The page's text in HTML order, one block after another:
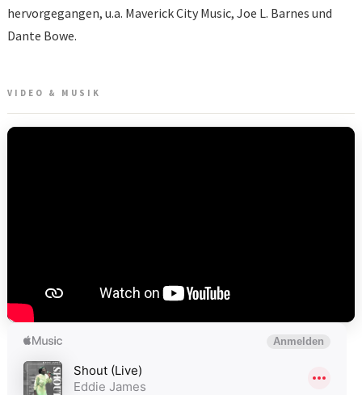
hervorgegangen, u.a. Maverick City Music, Joe L. Barnes und
Dante Bowe.
VIDEO & MUSIK